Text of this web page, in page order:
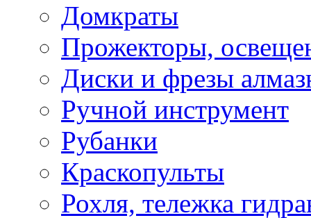
Домкраты
Прожекторы,
Диски и фрезы
Ручной инструмент
Рубанки
Краскопульты
Рохля, тележка